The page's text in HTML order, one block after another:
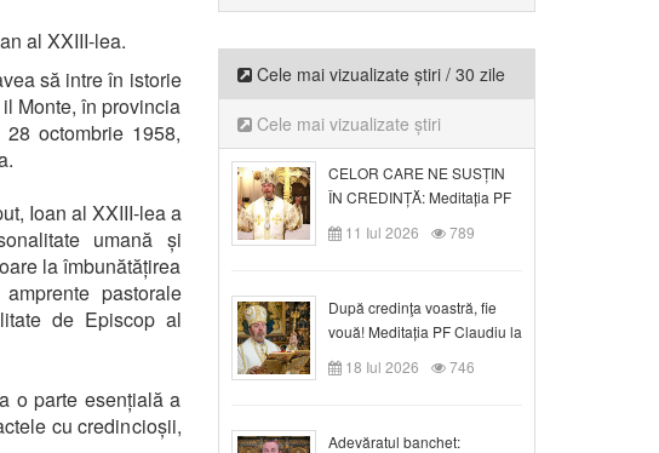
al XXIII-lea.
să intre în istorie
Monte, în provincia
octombrie 1958,
Ioan al XXIII-lea a
umană și
la îmbunătățirea
pastorale
de Episcop al
o parte esențială a
cu credincioșii,
Cele mai vizualizate știri / 30 zile
Cele mai vizualizate știri
CELOR CARE NE SUSȚIN
ÎN CREDINȚĂ: Meditația PF
Claudiu la Duminica a VI-a
după Rusalii
11 Iul 2026 789
După credinţa voastră, fie
vouă! Meditația PF Claudiu la
duminica a VII-a după Rusalii
18 Iul 2026 746
Adevăratul banchet: